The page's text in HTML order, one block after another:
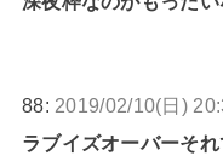
88: 2019/02/10(日)
ラブイズオーバーそ